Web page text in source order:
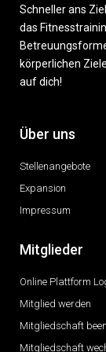
Schneller ans
das
körperlichen
auf dich!
Über uns
Stellenangebote
Expansion
Impressum
Mitglieder
Online Plattform
Mitglied werden
Mitgliedschaft
Mitgliedschaft